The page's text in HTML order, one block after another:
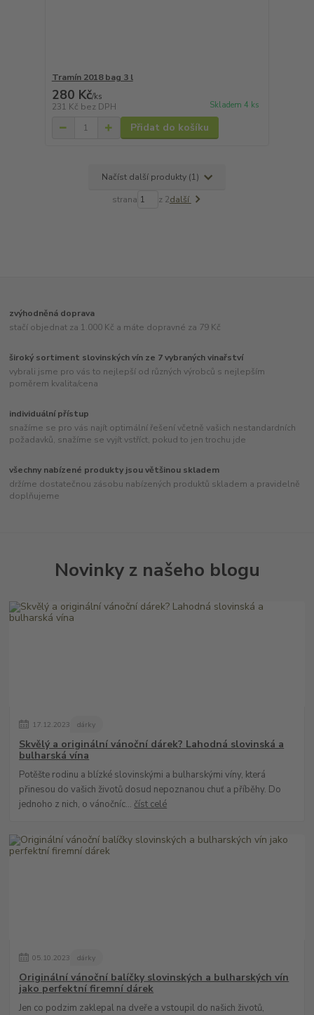
Tramín 2018 bag 3 l
280 Kč/ks
231 Kč bez DPH Skladem 4 ks
Přidat do košíku
Načíst další produkty (1)
strana z 2další
zvýhodněná doprava
stačí objednat za 1.000 Kč a máte dopravné za 79 Kč
široký sortiment slovinských vín ze 7 vybraných vinařství
vybrali jsme pro vás to nejlepší od různých výrobců s nejlepším
poměrem kvalita/cena
individuální přístup
snažíme se pro vás najít optimální řešení včetně vašich nestandardních
požadavků, snažíme se vyjít vstříct, pokud to jen trochu jde
všechny nabízené produkty jsou většinou skladem
držíme dostatečnou zásobu nabízených produktů skladem a pravidelně
doplňujeme
Novinky z našeho blogu
17. 12.2023 dárky
Skvělý a originální vánoční dárek? Lahodná slovinská a
bulharská vína
Potěšte rodinu a blízké slovinskými a bulharskými víny, která
přinesou do vašich životů dosud nepoznanou chuť a příběhy. Do
jednoho z nich, o vánočníc... číst celé
05. 10.2023 dárky
Originální vánoční balíčky slovinských a bulharských vín
jako perfektní firemní dárek
Jen co podzim zaklepal na dveře a vstoupil do našich životů,